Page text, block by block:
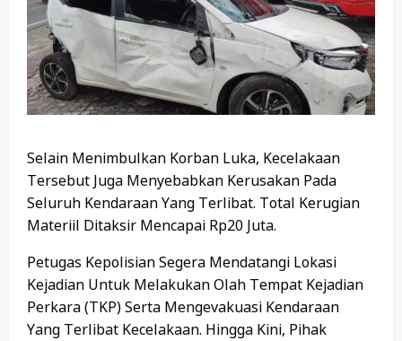
Selain Menimbulkan Korban Luka, Kecelakaan
Tersebut Juga Menyebabkan Kerusakan Pada
Seluruh Kendaraan Yang Terlibat. Total Kerugian
Materiil Ditaksir Mencapai Rp20 Juta.
Petugas Kepolisian Segera Mendatangi Lokasi
Kejadian Untuk Melakukan Olah Tempat Kejadian
Perkara (TKP) Serta Mengevakuasi Kendaraan
Yang Terlibat Kecelakaan. Hingga Kini, Pihak